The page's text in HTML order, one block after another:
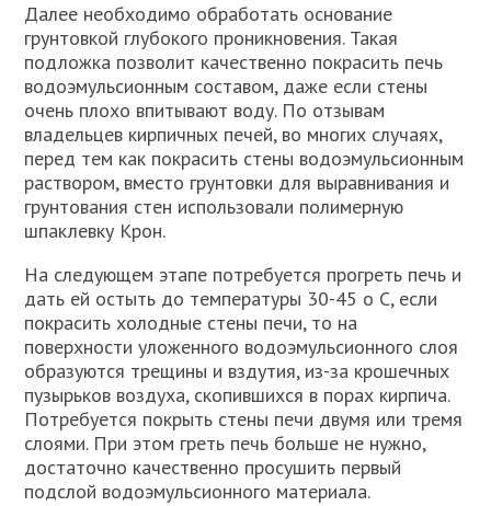
Далее необходимо обработать основание
грунтовкой глубокого проникновения. Такая
подложка позволит качественно покрасить печь
водоэмульсионным составом, даже если стены
очень плохо впитывают воду. По отзывам
владельцев кирпичных печей, во многих случаях,
перед тем как покрасить стены водоэмульсионным
раствором, вместо грунтовки для выравнивания и
грунтования стен использовали полимерную
шпаклевку Крон.
На следующем этапе потребуется прогреть печь и
дать ей остыть до температуры 30-45 о С, если
покрасить холодные стены печи, то на
поверхности уложенного водоэмульсионного слоя
образуются трещины и вздутия, из-за крошечных
пузырьков воздуха, скопившихся в порах кирпича.
Потребуется покрыть стены печи двумя или тремя
слоями. При этом греть печь больше не нужно,
достаточно качественно просушить первый
подслой водоэмульсионного материала.